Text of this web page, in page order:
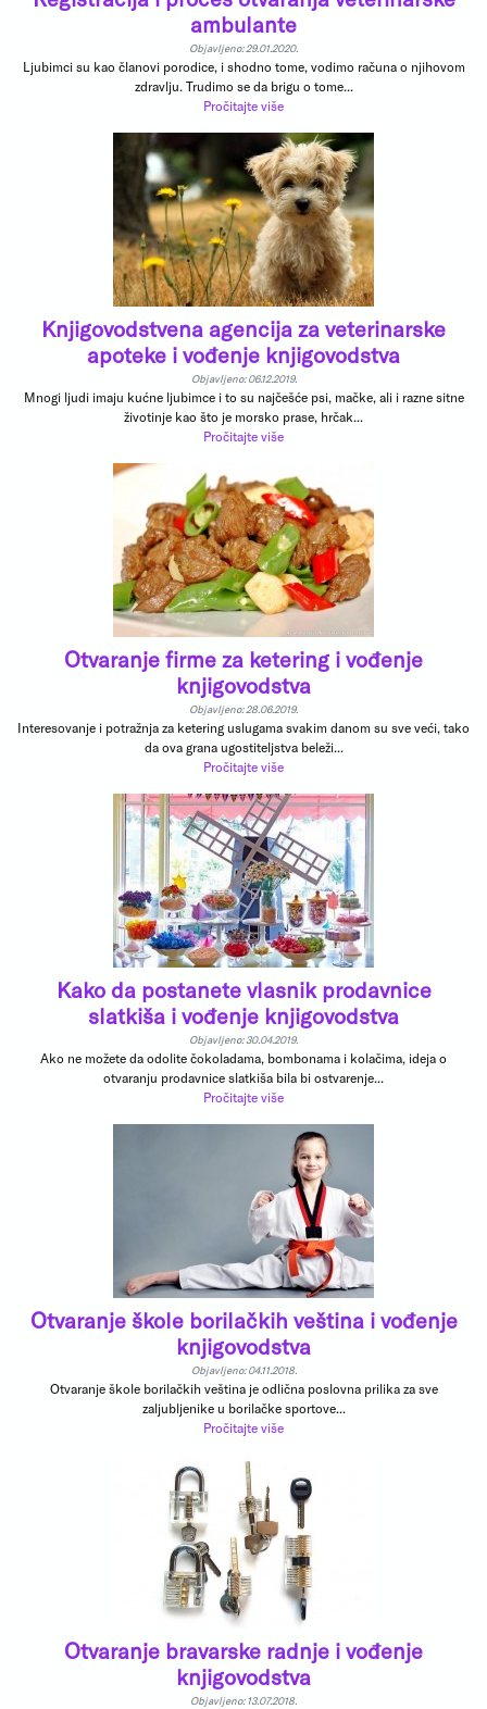
ambulante
Objavljeno: 29.01.2020.
Ljubimci su kao članovi porodice, i shodno tome, vodimo računa o njihovom
zdravlju. Trudimo se da brigu o tome...
Pročitajte više
Knjigovodstvena agencija za veterinarske
apoteke i vođenje knjigovodstva
Objavljeno: 06.12.2019.
Mnogi ljudi imaju kućne ljubimce i to su najčešće psi, mačke, ali i razne sitne
životinje kao što je morsko prase, hrčak...
Pročitajte više
Otvaranje firme za ketering i vođenje
knjigovodstva
Objavljeno: 28.06.2019.
Interesovanje i potražnja za ketering uslugama svakim danom su sve veći, tako
da ova grana ugostiteljstva beleži...
Pročitajte više
Kako da postanete vlasnik prodavnice
slatkiša i vođenje knjigovodstva
Objavljeno: 30.04.2019.
Ako ne možete da odolite čokoladama, bombonama i kolačima, ideja o
otvaranju prodavnice slatkiša bila bi ostvarenje...
Pročitajte više
Otvaranje škole borilačkih veština i vođenje
knjigovodstva
Objavljeno: 04.11.2018.
Otvaranje škole borilačkih veština je odlična poslovna prilika za sve
zaljubljenike u borilačke sportove...
Pročitajte više
Otvaranje bravarske radnje i vođenje
knjigovodstva
Objavljeno: 13.07.2018.